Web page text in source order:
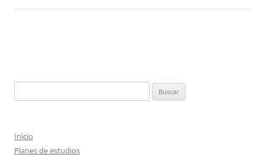
Inicio
Planes de estudios